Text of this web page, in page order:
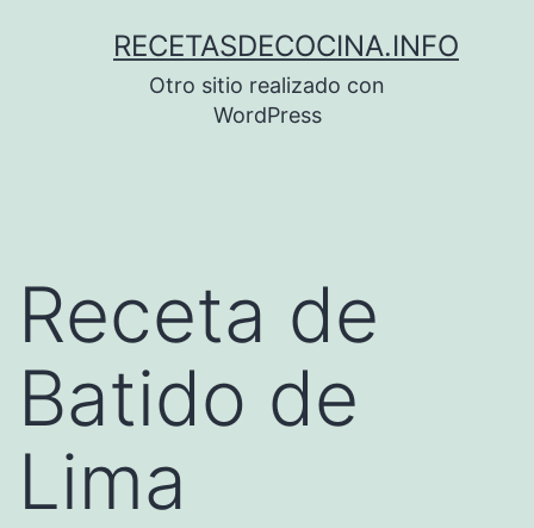
RECETASDECOCINA.INFO
Otro sitio realizado con
WordPress
Receta de
Batido de
Lima